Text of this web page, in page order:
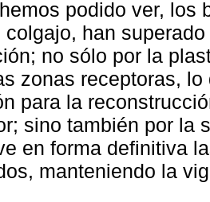
podido ver, los
colgajo, han
no sólo por la
zonas receptoras,
para la
sino también por la
en forma definitiva
manteniendo la